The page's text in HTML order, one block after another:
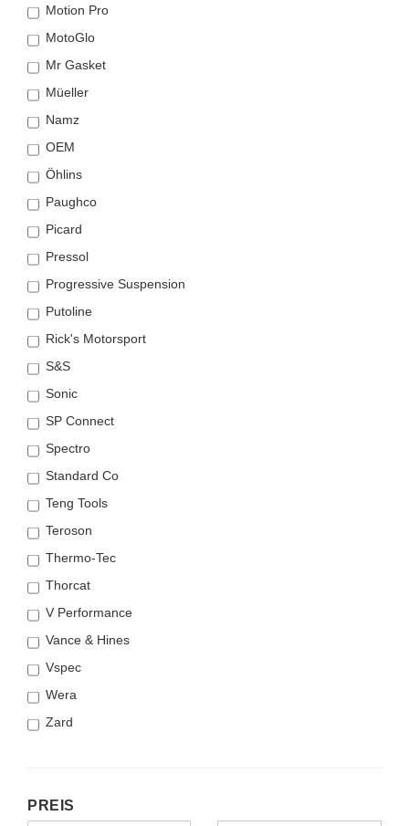
Motion Pro
MotoGlo
Mr Gasket
Müeller
Namz
OEM
Öhlins
Paughco
Picard
Pressol
Progressive Suspension
Putoline
Rick's Motorsport
S&S
Sonic
SP Connect
Spectro
Standard Co
Teng Tools
Teroson
Thermo-Tec
Thorcat
V Performance
Vance & Hines
Vspec
Wera
Zard
PREIS
PREIS